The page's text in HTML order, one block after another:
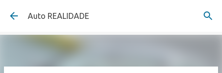
Pular para o conteúdo principal
Auto REALIDADE